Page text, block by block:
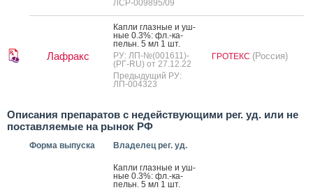
ЛСР-009895/09
Лафракс
Кап­ли глаз­ные и уш­
ные 0.3%: фл.-ка­
пельн. 5 мл 1 шт.
РУ: ЛП-№(001611)-
(РГ-RU) от 27.12.22
Предыдущий РУ:
ЛП-004323
ГРОТЕКС (Россия)
Описания препаратов с недействующими рег. уд. или не
поставляемые на рынок РФ
Форма выпуска Владелец рег. уд.
Кап­ли глаз­ные и уш­
ные 0.3%: фл.-ка­
пельн. 5 мл 1 шт.